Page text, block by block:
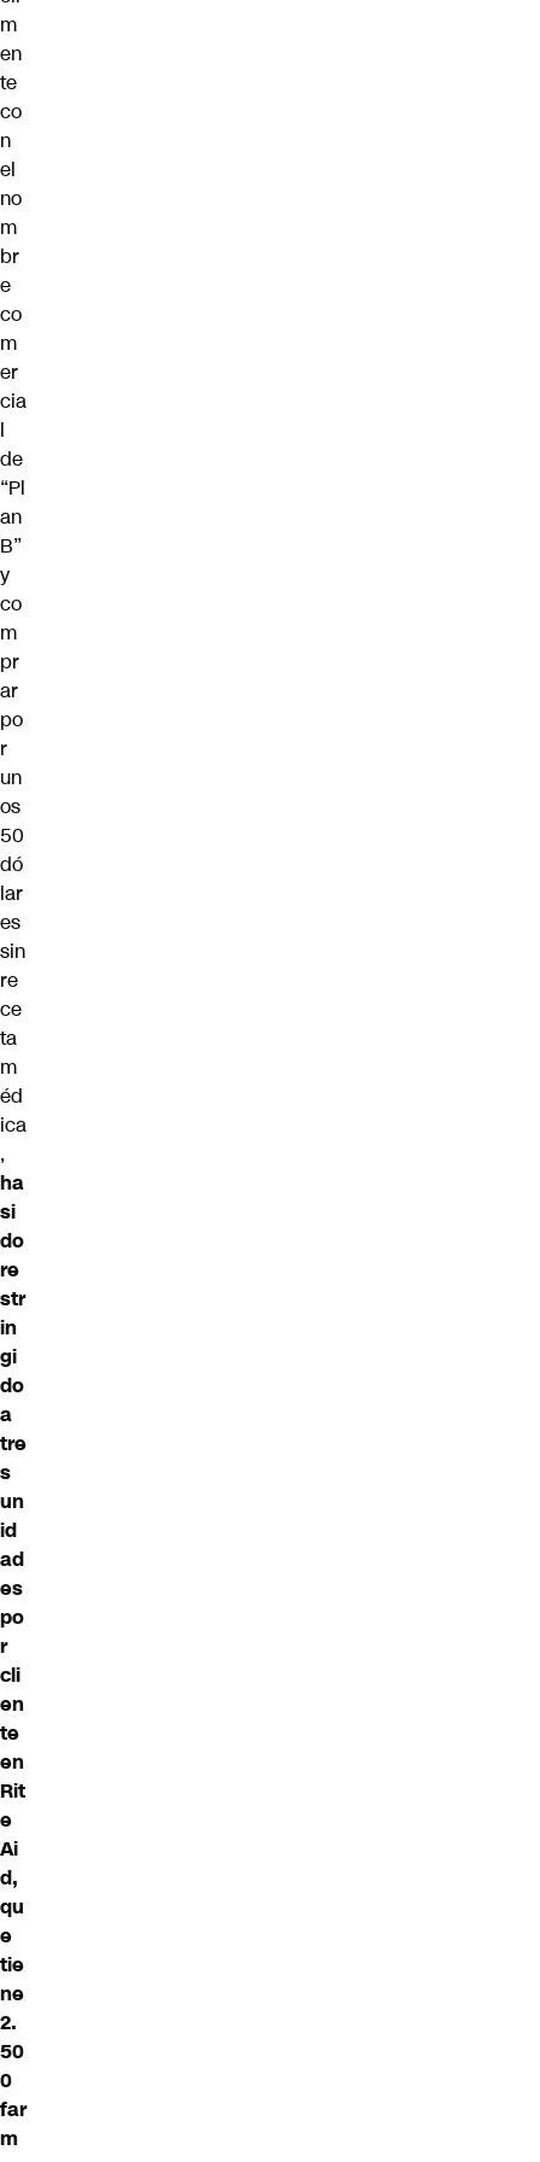
m
en
te
co
n
el
no
m
br
e
co
m
er
cia
l
de
“Pl
an
B”
y
co
m
pr
ar
po
r
un
os
50
dó
lar
es
sin
re
ce
ta
m
éd
ica
,
ha
si
do
re
str
in
gi
do
a
tre
s
un
id
ad
es
po
r
cli
en
te
en
Rit
e
Ai
d,
qu
e
tie
ne
2.
50
0
far
m